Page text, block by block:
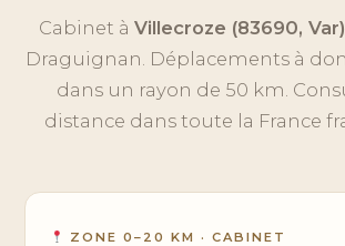
Cabinet à Villecroze (83690, Var)
Draguignan. Déplacements à
dans un rayon de 50 km.
distance dans toute la France
ZONE 0–20 KM · CABINET